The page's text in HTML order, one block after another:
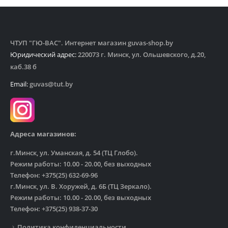
ЧТУП "ГЮ-ВАС". Интернет магазин guvas-shop.by
Юридический адрес:220073 г. Минск, ул. Ольшевского, д.20,
каб.38 б
Email:guvas@tut.by
Адреса магазинов:
г.Минск, ул. Уманская, д. 54 (ТЦ Глобо).
Режим работы: 10.00 - 20.00, без выходных
Телефон: +375(25) 632-69-96
г.Минск, ул. В. Хоружей, д. 6Б (ТЦ Зеркало).
Режим работы: 10.00 - 20.00, без выходных
Телефон: +375(25) 938-37-30